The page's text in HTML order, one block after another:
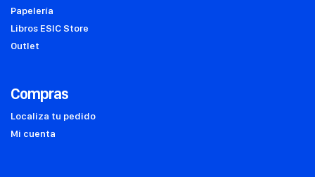
Papelería
Libros ESIC Store
Outlet
Compras
Localiza tu pedido
Mi cuenta